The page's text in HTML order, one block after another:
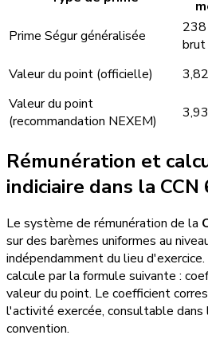
Prime Ségur généralisée
238
brut
Valeur du point (officielle)
Valeur du point
(recommandation NEXEM)
Rémunération et
indiciaire dans la CCN
Le système de rémunération de la
sur des barèmes uniformes au
indépendamment du lieu d'exercice.
calcule par la formule suivante :
valeur du point. Le coefficient
l'activité exercée, consultable
convention.